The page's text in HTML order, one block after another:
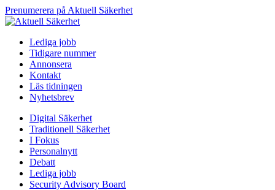
Prenumerera på Aktuell Säkerhet
Lediga jobb
Tidigare nummer
Annonsera
Kontakt
Läs tidningen
Nyhetsbrev
Digital Säkerhet
Traditionell Säkerhet
I Fokus
Personalnytt
Debatt
Lediga jobb
Security Advisory Board